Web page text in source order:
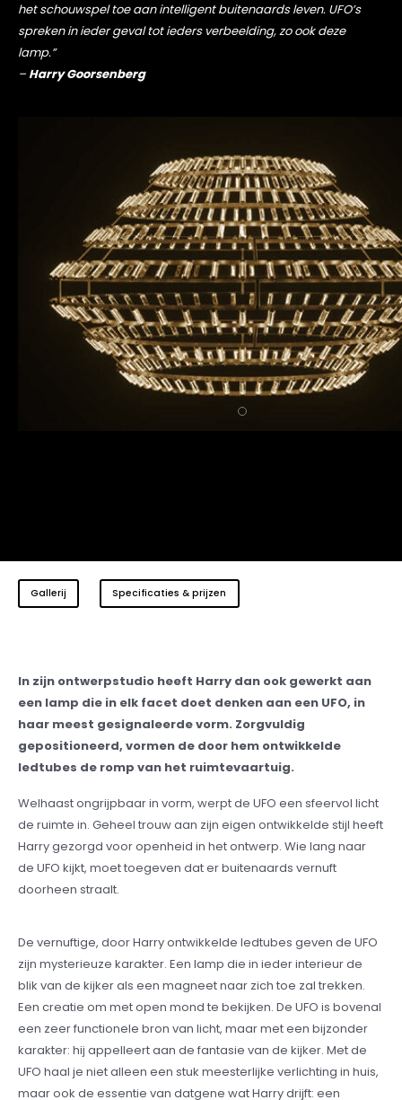
het schouwspel toe aan intelligent buitenaards leven. UFO’s
spreken in ieder geval tot ieders verbeelding, zo ook deze
lamp.”
– Harry Goorsenberg
Gallerij Specificaties & prijzen
In zijn ontwerpstudio heeft Harry dan ook gewerkt aan
een lamp die in elk facet doet denken aan een UFO, in
haar meest gesignaleerde vorm. Zorgvuldig
gepositioneerd, vormen de door hem ontwikkelde
ledtubes de romp van het ruimtevaartuig.
Welhaast ongrijpbaar in vorm, werpt de UFO een sfeervol licht
de ruimte in. Geheel trouw aan zijn eigen ontwikkelde stijl heeft
Harry gezorgd voor openheid in het ontwerp. Wie lang naar
de UFO kijkt, moet toegeven dat er buitenaards vernuft
doorheen straalt.
De vernuftige, door Harry ontwikkelde ledtubes geven de UFO
zijn mysterieuze karakter. Een lamp die in ieder interieur de
blik van de kijker als een magneet naar zich toe zal trekken.
Een creatie om met open mond te bekijken. De UFO is bovenal
een zeer functionele bron van licht, maar met een bijzonder
karakter: hij appelleert aan de fantasie van de kijker. Met de
UFO haal je niet alleen een stuk meesterlijke verlichting in huis,
maar ook de essentie van datgene wat Harry drijft: een